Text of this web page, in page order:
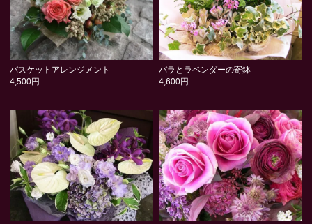
バスケットアレンジメント
4,500円
バラとラベンダーの寄鉢
4,600円